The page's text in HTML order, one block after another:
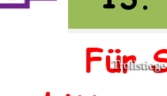
Trollstiege